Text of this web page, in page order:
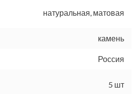
натуральная, матовая
камень
Россия
5 шт